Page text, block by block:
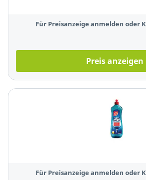
Für Preisanzeige anmelden oder
Preis anzeigen
Für Preisanzeige anmelden oder